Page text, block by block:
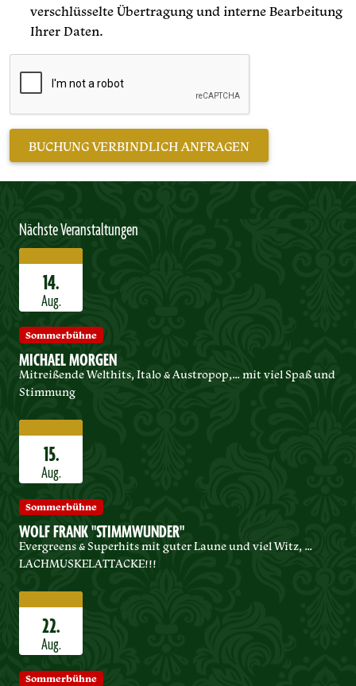
verschlüsselte Übertragung und interne Bearbeitung
Ihrer Daten.
Nächste Veranstaltungen
14.
Aug.
Sommerbühne
MICHAEL MORGEN
Mitreißende Welthits, Italo & Austropop,… mit viel Spaß und
Stimmung
15.
Aug.
Sommerbühne
WOLF FRANK "STIMMWUNDER"
Evergreens & Superhits mit guter Laune und viel Witz, …
LACHMUSKELATTACKE!!!
22.
Aug.
Sommerbühne